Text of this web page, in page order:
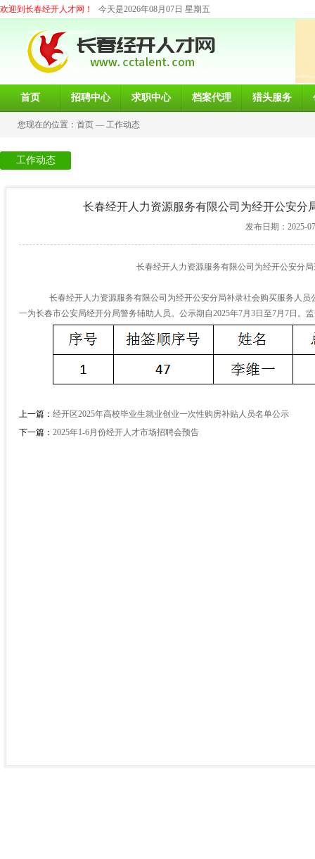
欢迎到长春经开人才网！ 今天是2026年08月07日 星期五
首页 招聘中心 求职中心 档案代理 猎头服务
您现在的位置： 首页 — 工作动态
工作动态
长春经开人力资源服务有限公司为经开公安分
发布日期：2025-
长春经开人力资源服务有限公司为经开公安分
长春经开人力资源服务有限公司为经开公安分局补录社会购买服务人员
一为长春市公安局经开分局警务辅助人员。公示期自2025年7月 3日至7月 7日。
上一篇： 经开区2025年高校毕业生就业创业一次性购房补贴人员名单公示
下一篇： 2025年1-6月份经开人才市场招聘会预告